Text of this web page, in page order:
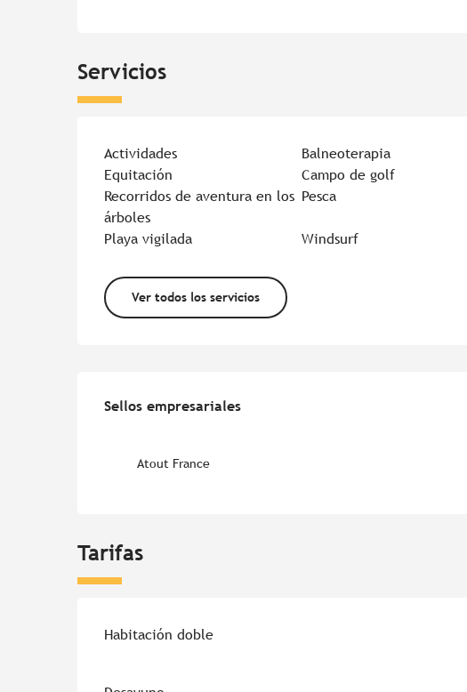
Servicios
Actividades Balneoterapia
Equitación
Campo de golf
Recorridos de aventura en los
árboles
Pesca
Playa vigilada Windsurf
Ver todos los servicios
Sellos empresariales
Sellos empresariales
Atout France
Tarifas
Habitación doble